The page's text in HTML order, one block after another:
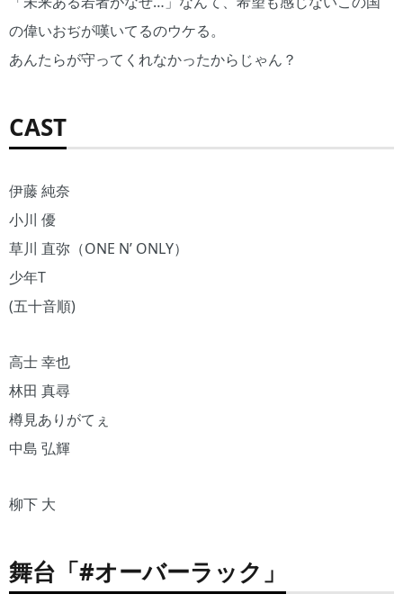
の偉いおぢが嘆いてるのウケる。
あんたらが守ってくれなかったからじゃん？
CAST
伊藤 純奈
小川 優
草川 直弥（ONE N’ ONLY）
少年T
(五十音順)
高士 幸也
林田 真尋
樽見ありがてぇ
中島 弘輝
柳下 大
舞台「#オーバーラック」